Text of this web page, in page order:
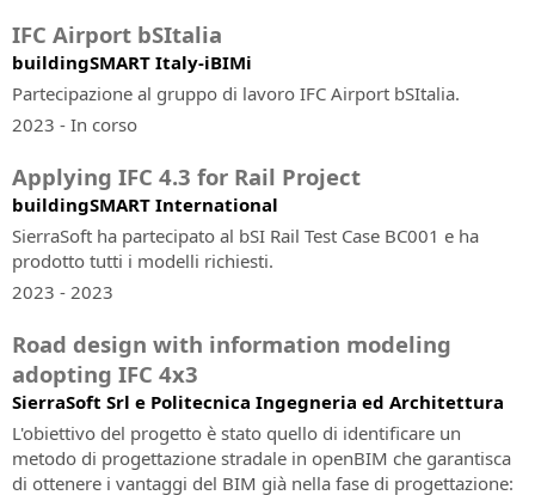
Roads
Design
Studio
Software
per
la
progettazione
stradale
e
idraulica
SierraSoft
Rails
Software
BIM
per
la
progettazione
ai
clienti
su
ordini,
fatture,
licenze
e
prodotti
senza
Subscription
Training
Corsi
online
in
diretta
e
in
in
presenza
Eventi
“Online
Live”
Tutte
le
informazioni
sui
eventi
“Online
-
Live”
IFC Airport bSItalia
buildingSMART Italy-iBIMi
Partecipazione al gruppo di lavoro IFC Airport bSItalia.
2023 - In corso
Applying IFC 4.3 for Rail Project
buildingSMART International
SierraSoft ha partecipato al bSI Rail Test Case BC001 e ha
prodotto tutti i modelli richiesti.
2023 - 2023
Road design with information modeling
adopting IFC 4x3
SierraSoft Srl e Politecnica Ingegneria ed Architettura
L'obiettivo del progetto è stato quello di identificare un
metodo di progettazione stradale in openBIM che garantisca
di ottenere i vantaggi del BIM già nella fase di progettazione: